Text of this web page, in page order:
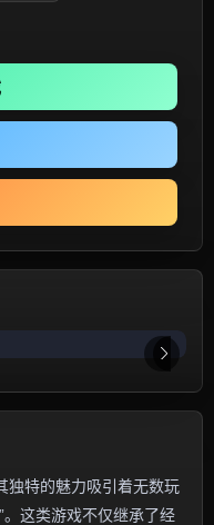
独特的魅力吸引着无数玩
。这类游戏不仅继承了经